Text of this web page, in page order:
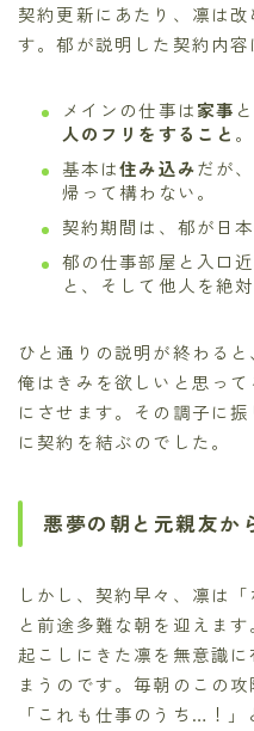
契約更新にあたり、凛は
す。郁が説明した契約内容
メインの仕事は家事
人のフリをすること 。
基本は住み込みだが
帰って構わない。
契約期間は、郁が日
郁の仕事部屋と入口
と、そして他人を絶
ひと通りの説明が終わる
俺はきみを欲しいと思っ
にさせます。その調子に
に契約を結ぶのでした。
悪夢の朝と元親友か
しかし、契約早々、凛は
と前途多難な朝を迎えま
起こしにきた凛を無意識
まうのです。毎朝のこの
「これも仕事のうち…！」